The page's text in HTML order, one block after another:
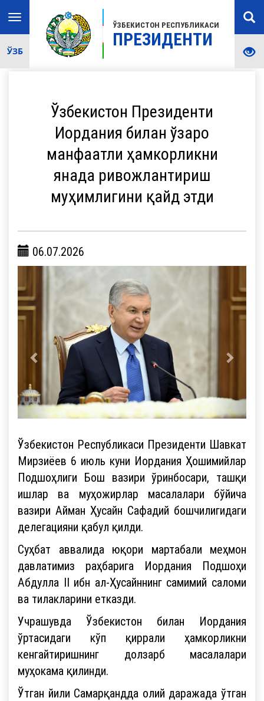
ЎЗБЕКИСТОН РЕСПУБЛИКАСИ
ПРЕЗИДЕНТИ
Toggle
navigation
ЎЗБ
Ўзбекистон Президенти
Иордания билан ўзаро
манфаатли ҳамкорликни
янада ривожлантириш
муҳимлигини қайд этди
06.07.2026
Ўзбекистон Республикаси Президенти Шавкат
Мирзиёев 6 июль куни Иордания Ҳошимийлар
Подшоҳлиги Бош вазири ўринбосари, ташқи
ишлар ва муҳожирлар масалалари бўйича
вазири Айман Ҳусайн Сафадий бошчилигидаги
делегацияни қабул қилди.
Суҳбат аввалида юқори мартабали меҳмон
давлатимиз раҳбарига Иордания Подшоҳи
Абдулла II ибн ал-Ҳусайннинг самимий саломи
ва тилакларини етказди.
Учрашувда Ўзбекистон билан Иордания
ўртасидаги кўп қиррали ҳамкорликни
кенгайтиришнинг долзарб масалалари
муҳокама қилинди.
Ўтган йили Самарқандда олий даражада ўтган